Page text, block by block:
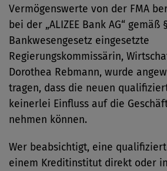
Vermögenswerte von der FMA
bei der „ALIZEE Bank AG“ gemäß
Bankwesengesetz eingesetzte
Regierungskommissärin,
Dorothea Rebmann, wurde
tragen, dass die neuen
keinerlei Einfluss auf die
nehmen können.
Wer beabsichtigt, eine
einem Kreditinstitut direkt oder